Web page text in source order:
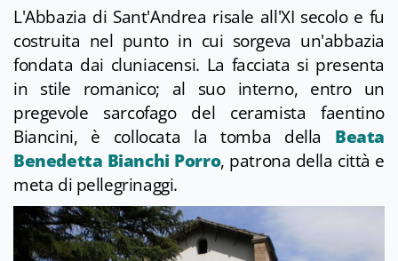
L'Abbazia di Sant'Andrea risale all'XI secolo e fu
costruita nel punto in cui sorgeva un'abbazia
fondata dai cluniacensi. La facciata si presenta
in stile romanico; al suo interno, entro un
pregevole sarcofago del ceramista faentino
Biancini, è collocata la tomba della Beata
Benedetta Bianchi Porro, patrona della città e
meta di pellegrinaggi.